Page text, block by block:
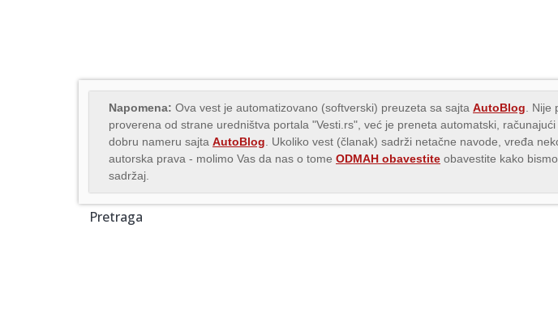
Napomena: Ova vest je automatizovano (softverski) preuzeta sa sajta AutoBlog .
proverena od strane uredništva portala "Vesti.rs", već je preneta automatski,
dobru nameru sajta AutoBlog . Ukoliko vest (članak) sadrži netačne navode, vređa
autorska prava - molimo Vas da nas o tome ODMAH obavestite obavestite kako
sadržaj.
Pretraga